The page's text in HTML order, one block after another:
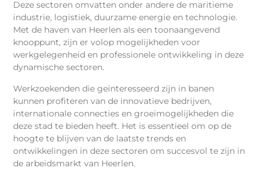
Deze sectoren omvatten onder andere de maritieme
industrie, logistiek, duurzame energie en technologie.
Met de haven van Heerlen als een toonaangevend
knooppunt, zijn er volop mogelijkheden voor
werkgelegenheid en professionele ontwikkeling in deze
dynamische sectoren.
Werkzoekenden die geïnteresseerd zijn in banen
kunnen profiteren van de innovatieve bedrijven,
internationale connecties en groeimogelijkheden die
deze stad te bieden heeft. Het is essentieel om op de
hoogte te blijven van de laatste trends en
ontwikkelingen in deze sectoren om succesvol te zijn in
de arbeidsmarkt van Heerlen.